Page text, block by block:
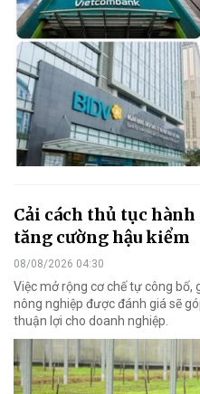
Cải cách thủ tục
tăng cường hậu kiểm
08/08/2026 04:30
Việc mở rộng cơ chế tự công
nông nghiệp được đánh giá sẽ
thuận lợi cho doanh nghiệp.